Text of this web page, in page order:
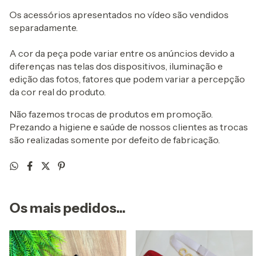
Os acessórios apresentados no vídeo são vendidos
separadamente.
A cor da peça pode variar entre os anúncios devido a
diferenças nas telas dos dispositivos, iluminação e
edição das fotos, fatores que podem variar a percepção
da cor real do produto.
Não fazemos trocas de produtos em promoção.
Prezando a higiene e saúde de nossos clientes as trocas
são realizadas somente por defeito de fabricação.
Os mais pedidos...